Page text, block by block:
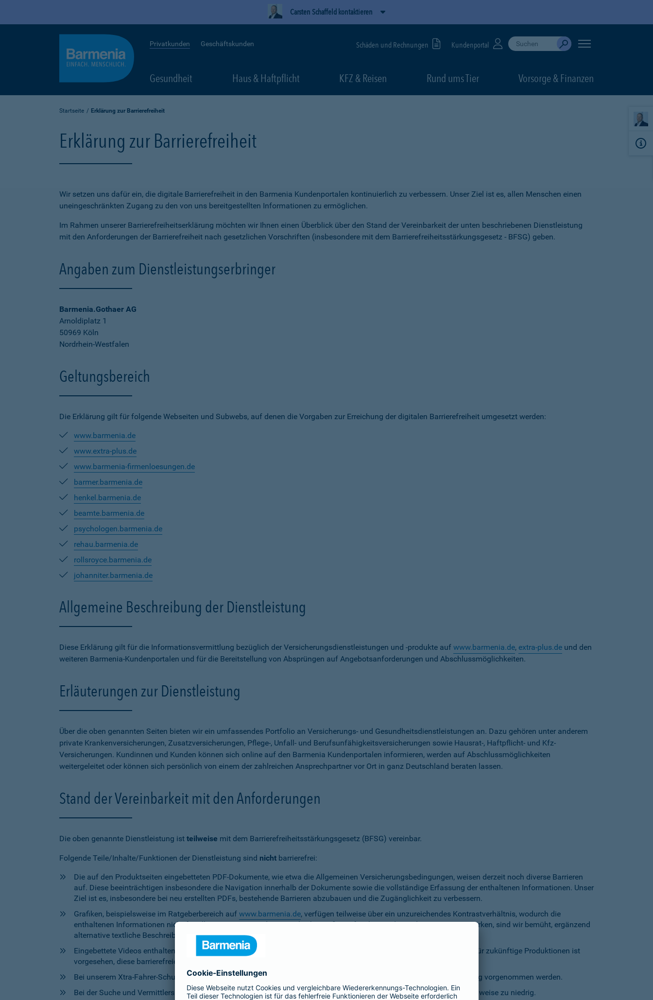
Carsten Schaffeld kontaktieren
Privatkunden Geschäftskunden Schäden und Rechnungen Kundenportal Suche durchführen
When autocomplete results are available, use
Absenden
Gesundheit Haus & Haftpflicht KFZ & Reisen Rund ums Tier Vorsorge & Finanzen
Startseite Erklärung zur Barrierefreiheit
Erklärung zur Barrierefreiheit
Wir setzen uns dafür ein, die digitale Barrierefreiheit in den Barmenia Kundenportalen kontinuierlich zu verbessern. Unser Ziel ist es, allen Menschen einen
uneingeschränkten Zugang zu den von uns bereitgestellten Informationen zu ermöglichen.
Im Rahmen unserer Barrierefreiheitserklärung möchten wir Ihnen einen Überblick über den Stand der Vereinbarkeit der unten beschriebenen Dienstleistung
mit den Anforderungen der Barrierefreiheit nach gesetzlichen Vorschriften (insbesondere mit dem Barrierefreiheitsstärkungsgesetz - BFSG) geben.
Angaben zum Dienstleistungserbringer
Barmenia.Gothaer AG
Arnoldiplatz 1
50969 Köln
Nordrhein-Westfalen
Geltungsbereich
Die Erklärung gilt für folgende Webseiten und Subwebs, auf denen die Vorgaben zur Erreichung der digitalen Barrierefreiheit umgesetzt werden:
www.barmenia.de
www.extra-plus.de
www.barmenia-firmenloesungen.de
barmer.barmenia.de
henkel.barmenia.de
beamte.barmenia.de
psychologen.barmenia.de
rehau.barmenia.de
rollsroyce.barmenia.de
johanniter.barmenia.de
Allgemeine Beschreibung der Dienstleistung
Diese Erklärung gilt für die Informationsvermittlung bezüglich der Versicherungsdienstleistungen und -produkte auf www.barmenia.de, extra-plus.de und den
weiteren Barmenia-Kundenportalen und für die Bereitstellung von Absprüngen auf Angebotsanforderungen und Abschlussmöglichkeiten.
Erläuterungen zur Dienstleistung
Über die oben genannten Seiten bieten wir ein umfassendes Portfolio an Versicherungs- und Gesundheitsdienstleistungen an. Dazu gehören unter anderem
private Krankenversicherungen, Zusatzversicherungen, Pflege-, Unfall- und Berufsunfähigkeitsversicherungen sowie Hausrat-, Haftpflicht- und Kfz-
Versicherungen. Kundinnen und Kunden können sich online auf den Barmenia Kundenportalen informieren, werden auf Abschlussmöglichkeiten
weitergeleitet oder können sich persönlich von einem der zahlreichen Ansprechpartner vor Ort in ganz Deutschland beraten lassen.
Stand der Vereinbarkeit mit den Anforderungen
Die oben genannte Dienstleistung ist teilweise mit dem Barrierefreiheitsstärkungsgesetz (BFSG) vereinbar.
Folgende Teile/Inhalte/Funktionen der Dienstleistung sind nicht barrierefrei:
Die auf den Produktseiten eingebetteten PDF-Dokumente, wie etwa die Allgemeinen Versicherungsbedingungen, weisen derzeit noch diverse Barrieren
auf. Diese beeinträchtigen insbesondere die Navigation innerhalb der Dokumente sowie die vollständige Erfassung der enthaltenen Informationen. Unser
Ziel ist es, insbesondere bei neu erstellten PDFs, bestehende Barrieren abzubauen und die Zugänglichkeit zu verbessern.
Grafiken, beispielsweise im Ratgeberbereich auf www.barmenia.de, verfügen teilweise über ein unzureichendes Kontrastverhältnis, wodurch die
enthaltenen Informationen nicht für alle Nutzerinnen und Nutzer gleichermaßen erfassbar sind. Um dem entgegenzuwirken, sind wir bemüht, ergänzend
alternative textliche Beschreibungen zur Verfügung zu stellen.
Eingebettete Videos enthalten aktuell weder Untertitel noch Audiodeskriptionen, was ihre Zugänglichkeit einschränkt. Für zukünftige Produktionen ist
vorgesehen, diese barrierefreien Elemente bereitzustellen.
Bei unserem Xtra-Fahrer-Schutz kann die Anpassung der zu versichernden Tage momentan nicht per Tastaturbedienung vorgenommen werden.
Bei der Suche und Vermittlersuche auf barmenia.de ist das Kontrastverhältnis zwischen Schrift und Hintergrund stellenweise zu niedrig.